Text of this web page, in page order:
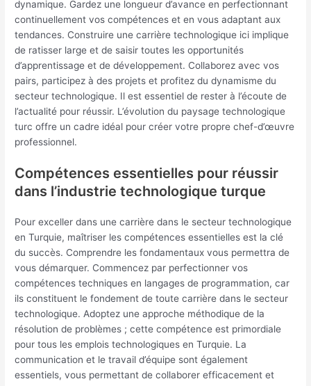
dynamique. Gardez une longueur d’avance en perfectionnant
continuellement vos compétences et en vous adaptant aux
tendances. Construire une carrière technologique ici implique
de ratisser large et de saisir toutes les opportunités
d’apprentissage et de développement. Collaborez avec vos
pairs, participez à des projets et profitez du dynamisme du
secteur technologique. Il est essentiel de rester à l’écoute de
l’actualité pour réussir. L’évolution du paysage technologique
turc offre un cadre idéal pour créer votre propre chef-d’œuvre
professionnel.
Compétences essentielles pour réussir
dans l’industrie technologique turque
Pour exceller dans une carrière dans le secteur technologique
en Turquie, maîtriser les compétences essentielles est la clé
du succès. Comprendre les fondamentaux vous permettra de
vous démarquer. Commencez par perfectionner vos
compétences techniques en langages de programmation, car
ils constituent le fondement de toute carrière dans le secteur
technologique. Adoptez une approche méthodique de la
résolution de problèmes ; cette compétence est primordiale
pour tous les emplois technologiques en Turquie. La
communication et le travail d’équipe sont également
essentiels, vous permettant de collaborer efficacement et